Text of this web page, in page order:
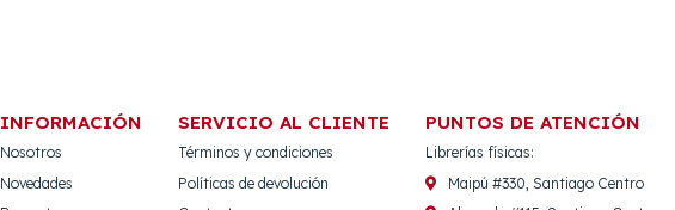
INFORMACIÓN
Nosotros
Novedades
SERVICIO AL CLIENTE
Términos y condiciones
Políticas de devolución
PUNTOS DE ATENCIÓN
Librerías físicas:
Maipú #330, Santiago Centro